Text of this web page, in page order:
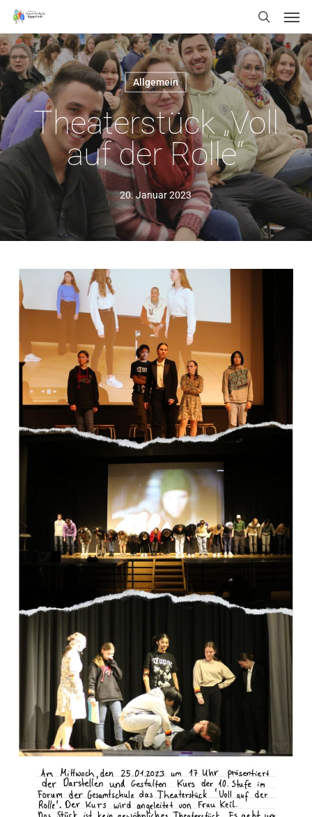
Skip
to
main
content
search
Allgemein
Theaterstück „Voll
auf der Rolle“
20. Januar 2023
Menu